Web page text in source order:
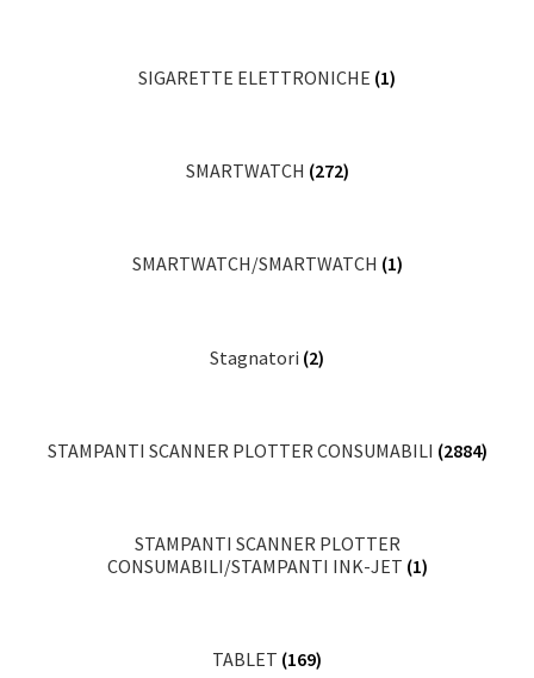
SIGARETTE ELETTRONICHE (1)
SMARTWATCH (272)
SMARTWATCH/SMARTWATCH (1)
Stagnatori (2)
STAMPANTI SCANNER PLOTTER CONSUMABILI (2884)
STAMPANTI SCANNER PLOTTER
CONSUMABILI/STAMPANTI INK-JET (1)
TABLET (169)